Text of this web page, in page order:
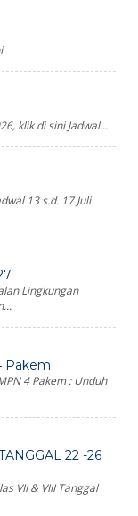
klik di sini Jadwal...
13 s.d. 17 Juli
Lingkungan
Pakem
4 Pakem : Unduh
22 -26
VII & VIII Tanggal